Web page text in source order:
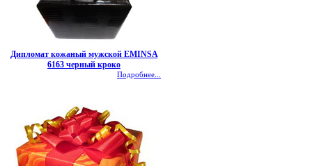
Дипломат кожаный мужской EMINSA
6163 черный кроко
Подробнее...